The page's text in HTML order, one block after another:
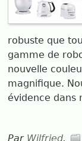
robuste que
gamme de
nouvelle
magnifique.
évidence
Par Wilfried.